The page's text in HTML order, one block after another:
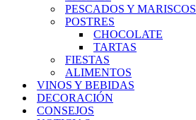
PESCADOS Y MARISCOS
POSTRES
CHOCOLATE
TARTAS
FIESTAS
ALIMENTOS
VINOS Y BEBIDAS
DECORACIÓN
CONSEJOS